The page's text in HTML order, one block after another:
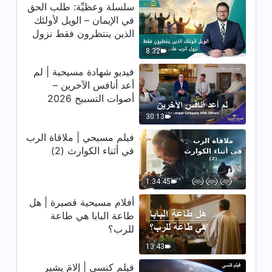
17:51
8:13
كلمات الله اليومية: معرفة الله |
اقتباس 189
9:11
كلمات الله اليومية: معرفة الله |
اقتباس 190
3:42
كلمات الله اليومية: معرفة الله |
اقتباس 191
4:10
كلمات الله اليومية: معرفة الله |
اقتباس 192
8:32
سلسلة وعظيِّة: طلب الحق
في الإيمان – الويل لأولئك
الذين ينتظرون فقط نزول
30:13
فيديو شهادة مسيحية | لم
أعد أنافس الآخرين –
أصوات التسبيح 2026
1:34:45
فيلم مسيحي | ملاقاة الرب
في أثناء الكوارث (2)
13:43
أفلام مسيحية قصيرة | هل
طاعة البابا هي طاعة
للرب؟
فيلم كنسي | إلامَ يشير